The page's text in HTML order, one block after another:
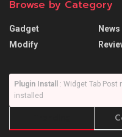
Browse by Category
Gadget
Modify
News
Plugin Install
: Widget Tab Post
installed